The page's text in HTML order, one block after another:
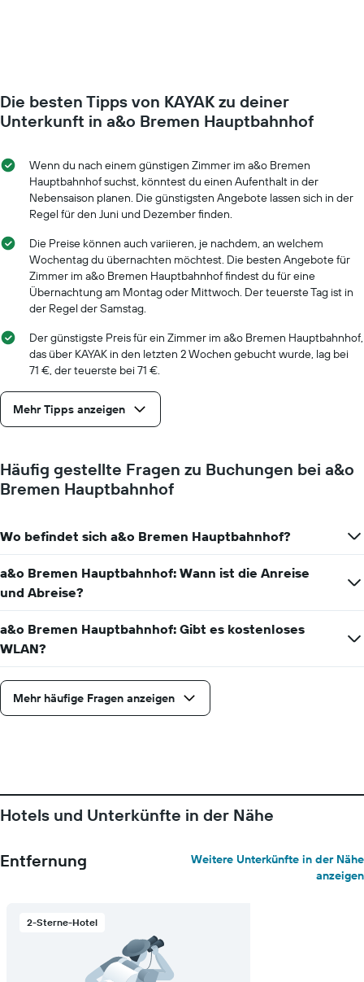
durchschnittlichen
Zimmerpreis
anzeigt.
näher
das
Das
Diagramm
hat
Achse,
die
die
Anzahl
der
vor
dem
Aufenthalt
anzeigt
Das
Diagramm
hat
Achse,
die
Zimmerpreis
anzeigt
Die besten Tipps von KAYAK zu deiner
Unterkunft in a&o Bremen Hauptbahnhof
Wenn du nach einem günstigen Zimmer im a&o Bremen
Hauptbahnhof suchst, könntest du einen Aufenthalt in der
Nebensaison planen. Die günstigsten Angebote lassen sich in der
Regel für den Juni und Dezember finden.
Die Preise können auch variieren, je nachdem, an welchem
Wochentag du übernachten möchtest. Die besten Angebote für
Zimmer im a&o Bremen Hauptbahnhof findest du für eine
Übernachtung am Montag oder Mittwoch. Der teuerste Tag ist in
der Regel der Samstag.
Der günstigste Preis für ein Zimmer im a&o Bremen Hauptbahnhof,
das über KAYAK in den letzten 2 Wochen gebucht wurde, lag bei
71 €, der teuerste bei 71 €.
Mehr Tipps anzeigen
Häufig gestellte Fragen zu Buchungen bei a&o
Bremen Hauptbahnhof
Wo befindet sich a&o Bremen Hauptbahnhof?
a&o Bremen Hauptbahnhof: Wann ist die Anreise
und Abreise?
a&o Bremen Hauptbahnhof: Gibt es kostenloses
WLAN?
Mehr häufige Fragen anzeigen
Hotels und Unterkünfte in der Nähe
Entfernung
Weitere Unterkünfte in der Nähe
anzeigen
2-Sterne-Hotel